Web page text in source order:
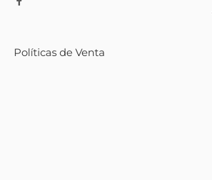
Políticas de Venta